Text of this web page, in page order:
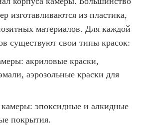
изготавливаются из пластика,
материалов. Для каждой
существуют свои типы красок:
акриловые краски,
аэрозольные краски для
эпоксидные и алкидные
покрытия.